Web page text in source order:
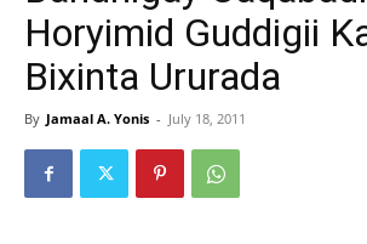
Horyimid Guddigii
Bixinta Ururada
By Jamaal A. Yonis - July 18, 2011